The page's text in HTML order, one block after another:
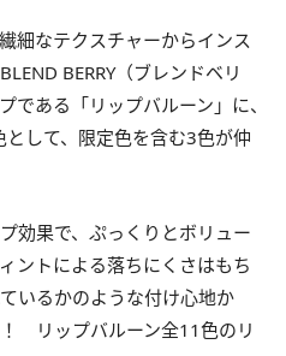
細なテクスチャーからインス
BERRY（ブレンドベリ
である「リップバルーン」に、
して、限定色を含む3色が仲
効果で、ぷっくりとボリュー
ントによる落ちにくさはもち
いるかのような付け心地か
リップバルーン全11色のリ